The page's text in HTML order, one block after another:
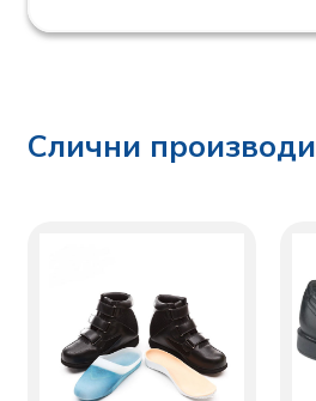
Слични производи